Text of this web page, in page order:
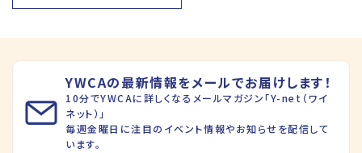
YWCAの最新情報をメールでお届けします！
10分でYWCAに詳しくなるメールマガジン「Y-net（ワイ
ネット）」
毎週金曜日に注目のイベント情報やお知らせを配信して
います。